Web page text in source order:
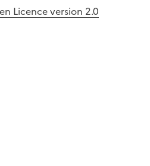
Licence version 2.0